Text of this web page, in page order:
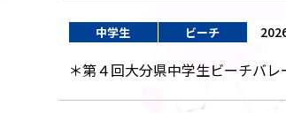
中学生 ビーチ
＊第４回大分県中学生ビーチバ